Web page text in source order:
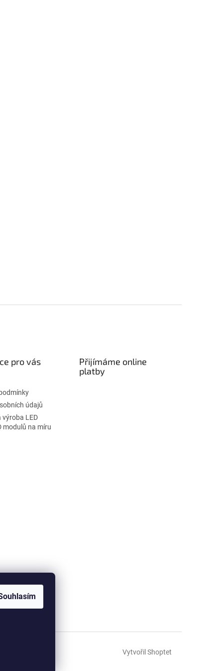
pro vás
údajů
výroba LED
modulů na míru
Přijímáme online
platby
Vytvořil Shoptet